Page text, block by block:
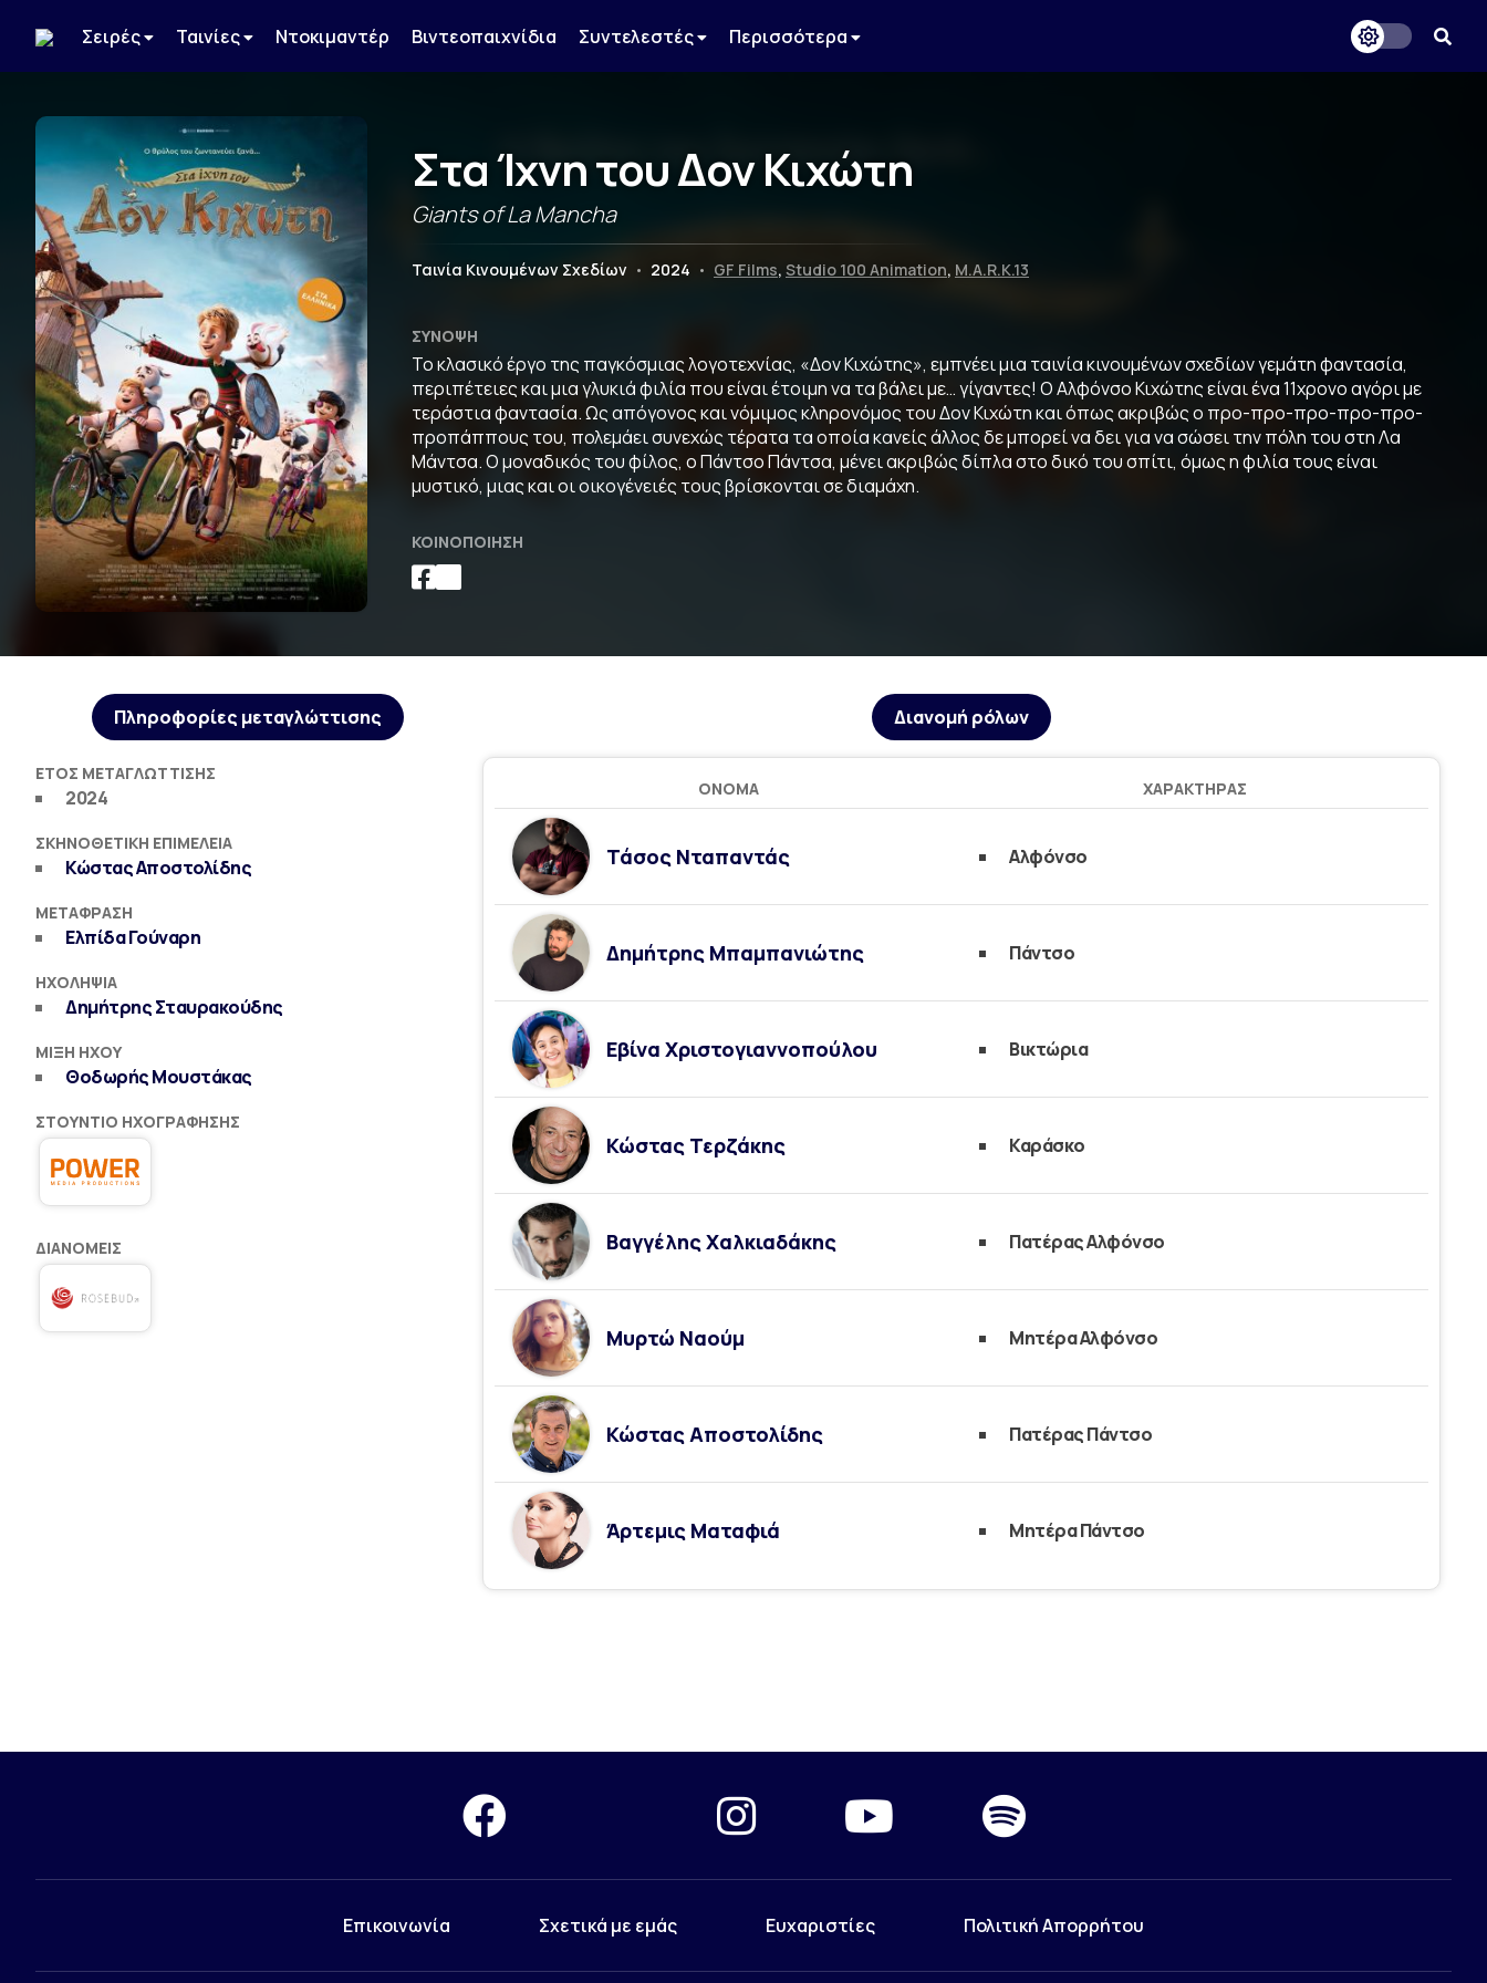
Σειρές Ταινίες Ντοκιμαντέρ Βιντεοπαιχνίδια Συντελεστές Περισσότερα
Στα Ίχνη του Δον Κιχώτη
Giants of La Mancha
Ταινία Κινουμένων Σχεδίων • 2024 • GF Films, Studio 100 Animation, M.A.R.K.13
ΣΎΝΟΨΗ
Το κλασικό έργο της παγκόσμιας λογοτεχνίας, «Δον Κιχώτης», εμπνέει μια ταινία κινουμένων σχεδίων γεμάτη φαντασία,
περιπέτειες και μια γλυκιά φιλία που είναι έτοιμη να τα βάλει με… γίγαντες! Ο Αλφόνσο Κιχώτης είναι ένα 11χρονο αγόρι με
τεράστια φαντασία. Ως απόγονος και νόμιμος κληρονόμος του Δον Κιχώτη και όπως ακριβώς ο προ-προ-προ-προ-προ-
προπάππους του, πολεμάει συνεχώς τέρατα τα οποία κανείς άλλος δε μπορεί να δει για να σώσει την πόλη του στη Λα
Μάντσα. Ο μοναδικός του φίλος, ο Πάντσο Πάντσα, μένει ακριβώς δίπλα στο δικό του σπίτι, όμως η φιλία τους είναι
μυστικό, μιας και οι οικογένειές τους βρίσκονται σε διαμάχη.
ΚΟΙΝΟΠΟΊΗΣΗ
Πληροφορίες μεταγλώττισης
ΈΤΟΣ ΜΕΤΑΓΛΏΤΤΙΣΗΣ
2024
ΣΚΗΝΟΘΕΤΙΚΉ ΕΠΙΜΈΛΕΙΑ
Κώστας Αποστολίδης
ΜΕΤΆΦΡΑΣΗ
Ελπίδα Γούναρη
ΗΧΟΛΗΨΊΑ
Δημήτρης Σταυρακούδης
ΜΊΞΗ ΉΧΟΥ
Θοδωρής Μουστάκας
ΣΤΟΎΝΤΙΟ ΗΧΟΓΡΆΦΗΣΗΣ
ΔΙΑΝΟΜΕΊΣ
Διανομή ρόλων
ΌΝΟΜΑ ΧΑΡΑΚΤΉΡΑΣ
Τάσος Νταπαντάς Αλφόνσο
Δημήτρης Μπαμπανιώτης Πάντσο
Εβίνα Χριστογιαννοπούλου Βικτώρια
Κώστας Τερζάκης Καράσκο
Βαγγέλης Χαλκιαδάκης Πατέρας Αλφόνσο
Μυρτώ Ναούμ Μητέρα Αλφόνσο
Κώστας Αποστολίδης Πατέρας Πάντσο
Άρτεμις Ματαφιά Μητέρα Πάντσο
Επικοινωνία Σχετικά με εμάς Ευχαριστίες Πολιτική Απορρήτου